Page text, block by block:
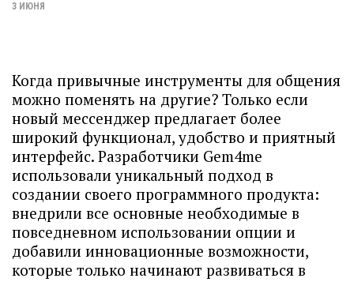
3 ИЮНЯ
Когда привычные инструменты для общения
можно поменять на другие? Только если
новый мессенджер предлагает более
широкий функционал, удобство и приятный
интерфейс. Разработчики Gem4me
использовали уникальный подход в
создании своего программного продукта:
внедрили все основные необходимые в
повседневном использовании опции и
добавили инновационные возможности,
которые только начинают развиваться в